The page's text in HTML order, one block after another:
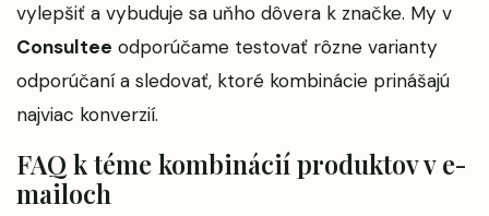
vylepšiť a vybuduje sa uňho dôvera k značke. My v
Consultee odporúčame testovať rôzne varianty
odporúčaní a sledovať, ktoré kombinácie prinášajú
najviac konverzií.
FAQ k téme kombinácií produktov v e-
mailoch